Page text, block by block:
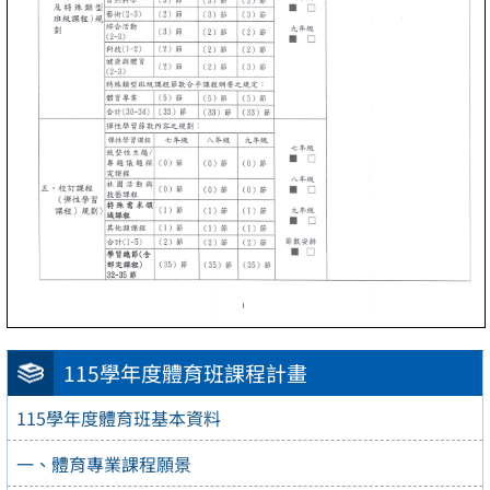
115學年度體育班課程計畫
115學年度體育班基本資料
一、體育專業課程願景